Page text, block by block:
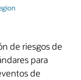
de riesgos de
para
de